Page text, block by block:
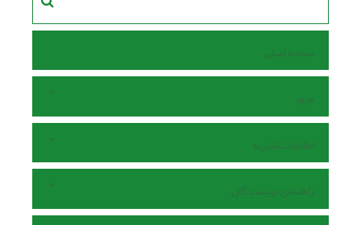
صفحه اصلی
مرور
اطلاعات نشریه
راهنمای نویسندگان